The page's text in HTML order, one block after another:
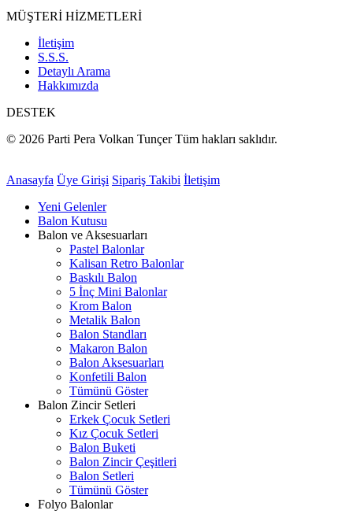
MÜŞTERİ HİZMETLERİ
İletişim
S.S.S.
Detaylı Arama
Hakkımızda
DESTEK
© 2026 Parti Pera Volkan Tunçer Tüm hakları saklıdır.
Anasayfa Üye Girişi Sipariş Takibi İletişim
Yeni Gelenler
Balon Kutusu
Balon ve Aksesuarları
Pastel Balonlar
Kalisan Retro Balonlar
Baskılı Balon
5 İnç Mini Balonlar
Krom Balon
Metalik Balon
Balon Standları
Makaron Balon
Balon Aksesuarları
Konfetili Balon
Tümünü Göster
Balon Zincir Setleri
Erkek Çocuk Setleri
Kız Çocuk Setleri
Balon Buketi
Balon Zincir Çeşitleri
Balon Setleri
Tümünü Göster
Folyo Balonlar